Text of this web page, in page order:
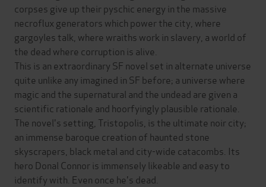
corpses give up their pyschic energy in the massive
necroflux generators which power the city, where
gargoyles talk, where wraiths work in slavery, a world of
the dead where corruption is alive.
This is an extraordinary SF novel set in alternate universe
quite unlike any imagined in SF before; a universe where
magic and the supernatural and the undead are given a
scientific rationale and hoorfyingly plausible rationale.
The novel's setting, Tristopolis, is the ultimate noir city;
an immense baroque creation of haunted stone
skyscrapers, black metal and city-wide catacombs. Its
hero Donal Connor is immensely likeable and easy to
identify with. Even once he's dead.